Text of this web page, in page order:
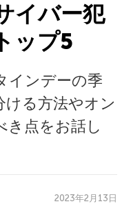
イバー犯
ップ5
インデーの季
る方法やオン
き点をお話し
2023年2月13日